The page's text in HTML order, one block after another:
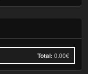
Total: 0.00€